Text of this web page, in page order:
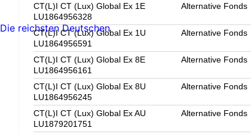
CT(L)I CT (Lux) Global Ex 1E
LU1864956328
Alternative Fonds
CT(L)I CT (Lux) Global Ex 1U
LU1864956591
Alternative Fonds
CT(L)I CT (Lux) Global Ex 8E
LU1864956161
Alternative Fonds
CT(L)I CT (Lux) Global Ex 8U
LU1864956245
Alternative Fonds
CT(L)I CT (Lux) Global Ex AU
LU1879201751
Alternative Fonds
Die reichsten Deutschen